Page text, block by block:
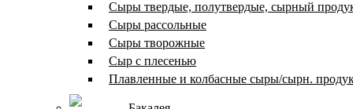
Сыры твердые, полутвердые, сырный
Сыры рассольные
Сыры творожные
Сыр с плесенью
Плавленные и колбасные сыры/сырн.